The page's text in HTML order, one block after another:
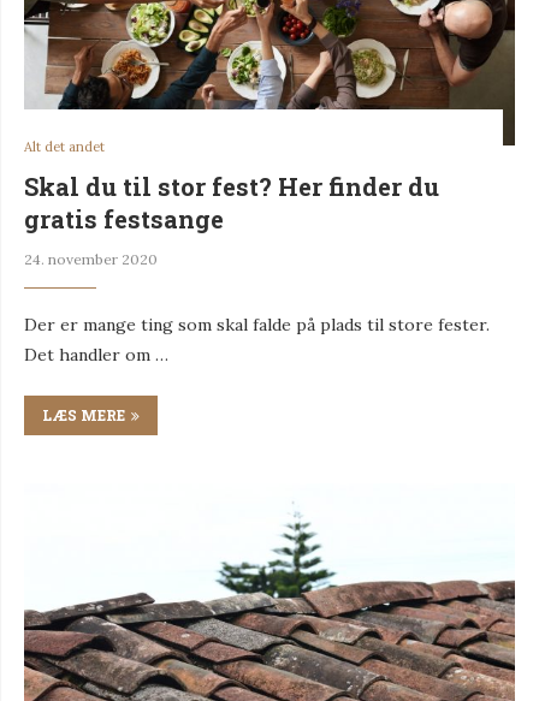
Alt det andet
Skal du til stor fest? Her finder du
gratis festsange
24. november 2020
Der er mange ting som skal falde på plads til store fester.
Det handler om …
LÆS MERE